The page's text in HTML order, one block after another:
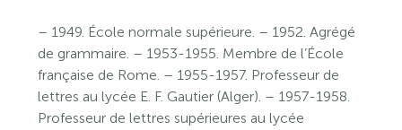
– 1949. École normale supérieure. – 1952. Agrégé
de grammaire. – 1953-1955. Membre de l’École
française de Rome. – 1955-1957. Professeur de
lettres au lycée E. F. Gautier (Alger). – 1957-1958.
Professeur de lettres supérieures au lycée